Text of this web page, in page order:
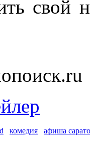
свой
комедия афиша